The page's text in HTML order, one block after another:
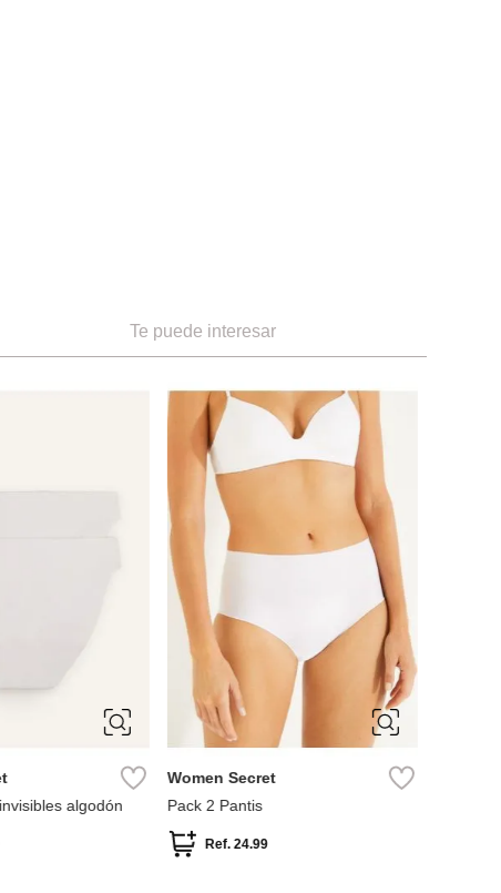
Te puede interesar
algodón
S
Women Secret
Pack 2 Pantis
Ref. 24.99